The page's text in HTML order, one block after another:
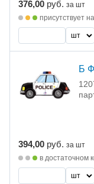
376,00 руб. за шт
присутствует
Б
394,00 руб. за шт
в достаточном